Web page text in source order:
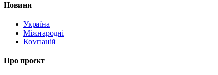
Новини
Україна
Міжнародні
Компаній
Про проект